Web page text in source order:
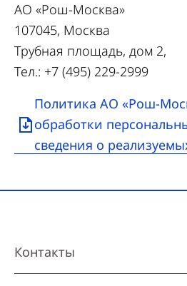
АО «Рош-Москва»
107045, Москва
Трубная площадь, дом 2,
Тел.: +7 (495) 229-2999
Политика АО «Рош-
обработки
сведения о
Контакты